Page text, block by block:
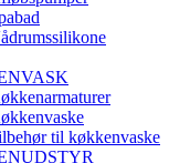
til køkkenvaske